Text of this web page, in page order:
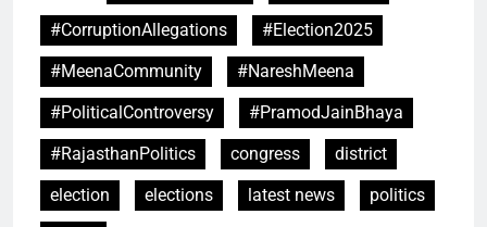
#CorruptionAllegations
#Election2025
#MeenaCommunity
#NareshMeena
#PoliticalControversy
#PramodJainBhaya
#RajasthanPolitics
congress
district
election
elections latest news
politics